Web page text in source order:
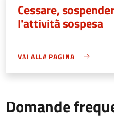
Cessare,
l'attività sospesa
VAI ALLA PAGINA
Domande